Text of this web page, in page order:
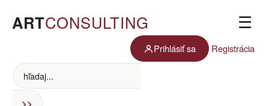
ARTCONSULTING ☰
Prihlásiť sa Registrácia